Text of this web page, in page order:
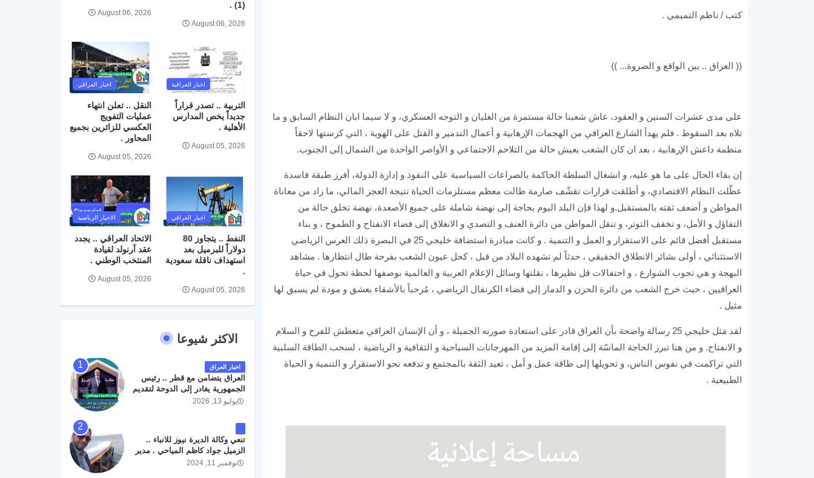
كتب / ناظم التميمي .
(( العراق .. بين الواقع و الضروة... ))
على مدى عشرات السنين و العقود، عاش شعبنا حالة مستمرة من الغليان و التوجه العسكري، و لا سيما ابان النظام السابق و ما
تلاه بعد السقوط . فلم يهدأ الشارع العراقي من الهجمات الإرهابية و أعمال التدمير و القتل على الهوية ، التي كرستها لاحقاً
منظمة داعش الإرهابية ، بعد ان كان الشعب يعيش حالة من التلاحم الاجتماعي و الأواصر الواحدة من الشمال إلى الجنوب.
إن بقاء الحال على ما هو عليه، و انشغال السلطة الحاكمة بالصراعات السياسية على النفوذ و إدارة الدولة، أفرز طبقة فاسدة
عطّلت النظام الاقتصادي، و أطلقت قرارات تقشّف صارمة طالت معظم مستلزمات الحياة نتيجة العجز المالي، ما زاد من معاناة
المواطن و أضعف ثقته بالمستقبل.و لهذا فإن البلد اليوم بحاجة إلى نهضة شاملة على جميع الأصعدة، نهضة تخلق حالة من
التفاؤل و الأمل، و تخفف التوتر، و تنقل المواطن من دائرة العنف و التصدي و الانغلاق إلى فضاء الانفتاح و الطموح ، و بناء
مستقبل أفضل قائم على الاستقرار و العمل و التنمية . و كانت مبادرة استضافة خليجي 25 في البصرة ذلك العرس الرياضي
الاستثنائي ، أولى بشائر الانطلاق الحقيقي ، حدثاً لم تشهده البلاد من قبل ، كحل عيون الشعب بفرحة طال انتظارها . مشاهد
البهجة و هي تجوب الشوارع ، و احتفالات قل نظيرها ، نقلتها وسائل الإعلام العربية و العالمية بوصفها لحظة تحول في حياة
العراقيين ، حيث خرج الشعب من دائرة الحزن و الدمار إلى فضاء الكرنفال الرياضي ، مُرحباً بالأشقاء بعشق و مودة لم يسبق لها
مثيل .
لقد مَثل خليجي 25 رسالة واضحة بأن العراق قادر على استعادة صورته الجميلة ، و أن الإنسان العراقي متعطش للفرح و السلام
و الانفتاح. و من هنا تبرز الحاجة الماسّة إلى إقامة المزيد من المهرجانات السياحية و الثقافية و الرياضية ، لسحب الطاقة السلبية
التي تراكمت في نفوس الناس، و تحويلها إلى طاقة عمل و أمل ، تعيد الثقة بالمجتمع و تدفعه نحو الاستقرار و التنمية و الحياة
الطبيعية .
(1) .
August 06, 2026
August 06, 2026
اخبار العراقية
التربية .. تصدر قراراً
جديداً يخص المدارس
الأهلية .
August 05, 2026
اخبار العراقي
النقل .. تعلن انتهاء
عمليات التفويج
العكسي للزائرين بجميع
المحاور .
August 05, 2026
اخبار العراقي
النفط .. يتجاوز 80
دولاراً للبرميل بعد
استهداف ناقلة سعودية
.
August 05, 2026
الاخبار الرياضية
الاتحاد العراقي .. يجدد
عقد آرنولد لقيادة
المنتخب الوطني .
August 05, 2026
الاكثر شيوعا
اخبار العراق
العراق يتضامن مع قطر .. رئيس
الجمهورية يغادر إلى الدوحة لتقديم
واجب العزاء .
يوليو 13, 2026
تنعي وكالة الديرة نيوز للانباء ..
الزميل جواد كاظم المياحي . مدير
الخطوط الجوية العراقية السابق
نوفمبر 11, 2024